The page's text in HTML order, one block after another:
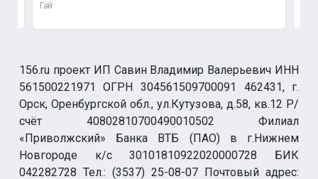
Гай
156.ru проект ИП Савин Владимир Валерьевич ИНН
561500221971 ОГРН 304561509700091 462431, г.
Орск, Оренбургской обл., ул.Кутузова, д.58, кв.12 Р/
счёт 40802810700490010502 Филиал
«Приволжский» Банка ВТБ (ПАО) в г.Нижнем
Новгороде к/с 30101810922020000728 БИК
042282728 Тел.: (3537) 25-08-07 Почтовый адрес: